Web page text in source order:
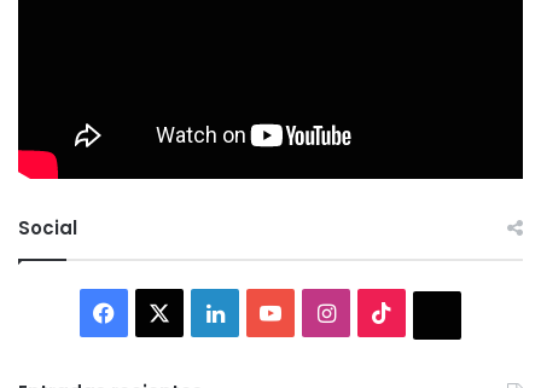
Social
Facebook LinkedInYouTubeInstagram